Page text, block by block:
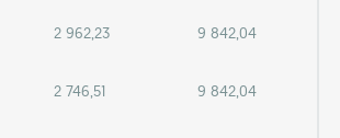
2 962,23 9 842,04
2 746,51 9 842,04